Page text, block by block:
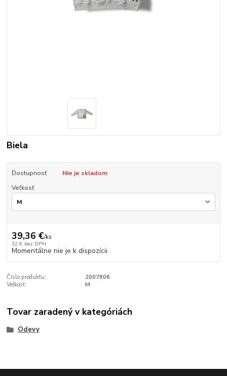
Biela
Dostupnosť
Nie je skladom
Veľkosť
39,36 €/ks
32 € bez DPH
Momentálne nie je k dispozícii
Číslo produktu:
2007806
Veľkosť:
M
Tovar zaradený v kategóriách
Odevy